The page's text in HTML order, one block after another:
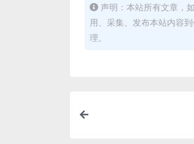
声明：本站所有文章，
用、采集、发布本站内容
理。